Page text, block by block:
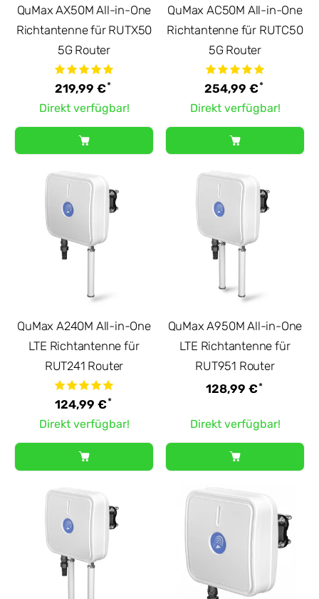
QuMax AX50M All-in-One
Richtantenne für RUTX50
5G Router
219,99 €*
Direkt verfügbar!
QuMax AC50M All-in-One
Richtantenne für RUTC50
5G Router
254,99 €*
Direkt verfügbar!
QuMax A240M All-in-One
LTE Richtantenne für
RUT241 Router
124,99 €*
Direkt verfügbar!
QuMax A950M All-in-One
LTE Richtantenne für
RUT951 Router
128,99 €*
Direkt verfügbar!